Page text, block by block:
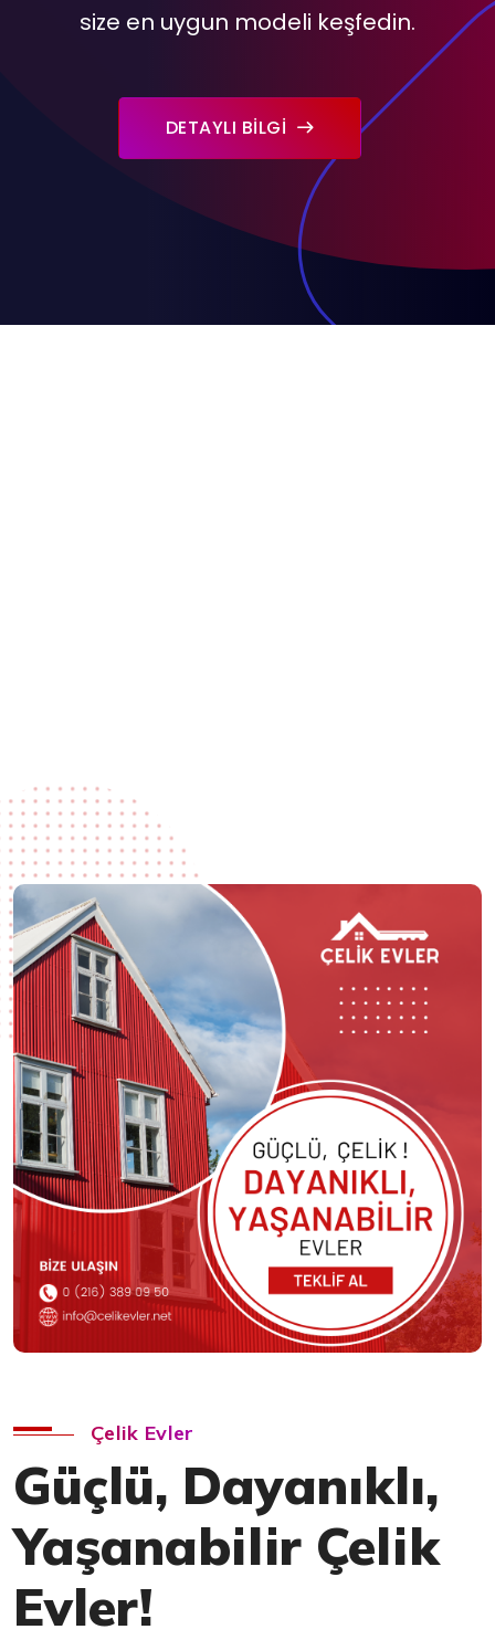
size en uygun modeli keşfedin.
DETAYLI BİLGİ
Çelik Evler
Güçlü, Dayanıklı,
Yaşanabilir Çelik
Evler!